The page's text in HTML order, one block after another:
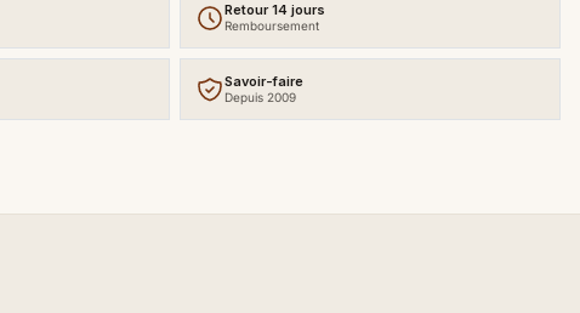
Retour 14 jours
Remboursement
Savoir-faire
Depuis 2009